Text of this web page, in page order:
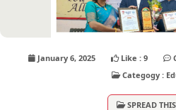
January 6, 2025 Like : 9
SPREAD